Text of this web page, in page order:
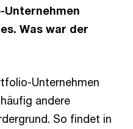
Unternehmen
Was war der
Unternehmen
andere
So findet in